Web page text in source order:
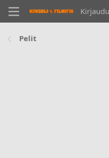
Pelit